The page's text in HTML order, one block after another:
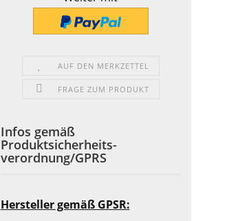
AUF DEN MERKZETTEL
FRAGE ZUM PRODUKT
Infos gemäß
Produktsicherheits-
verordnung/GPRS
Hersteller gemäß GPSR: